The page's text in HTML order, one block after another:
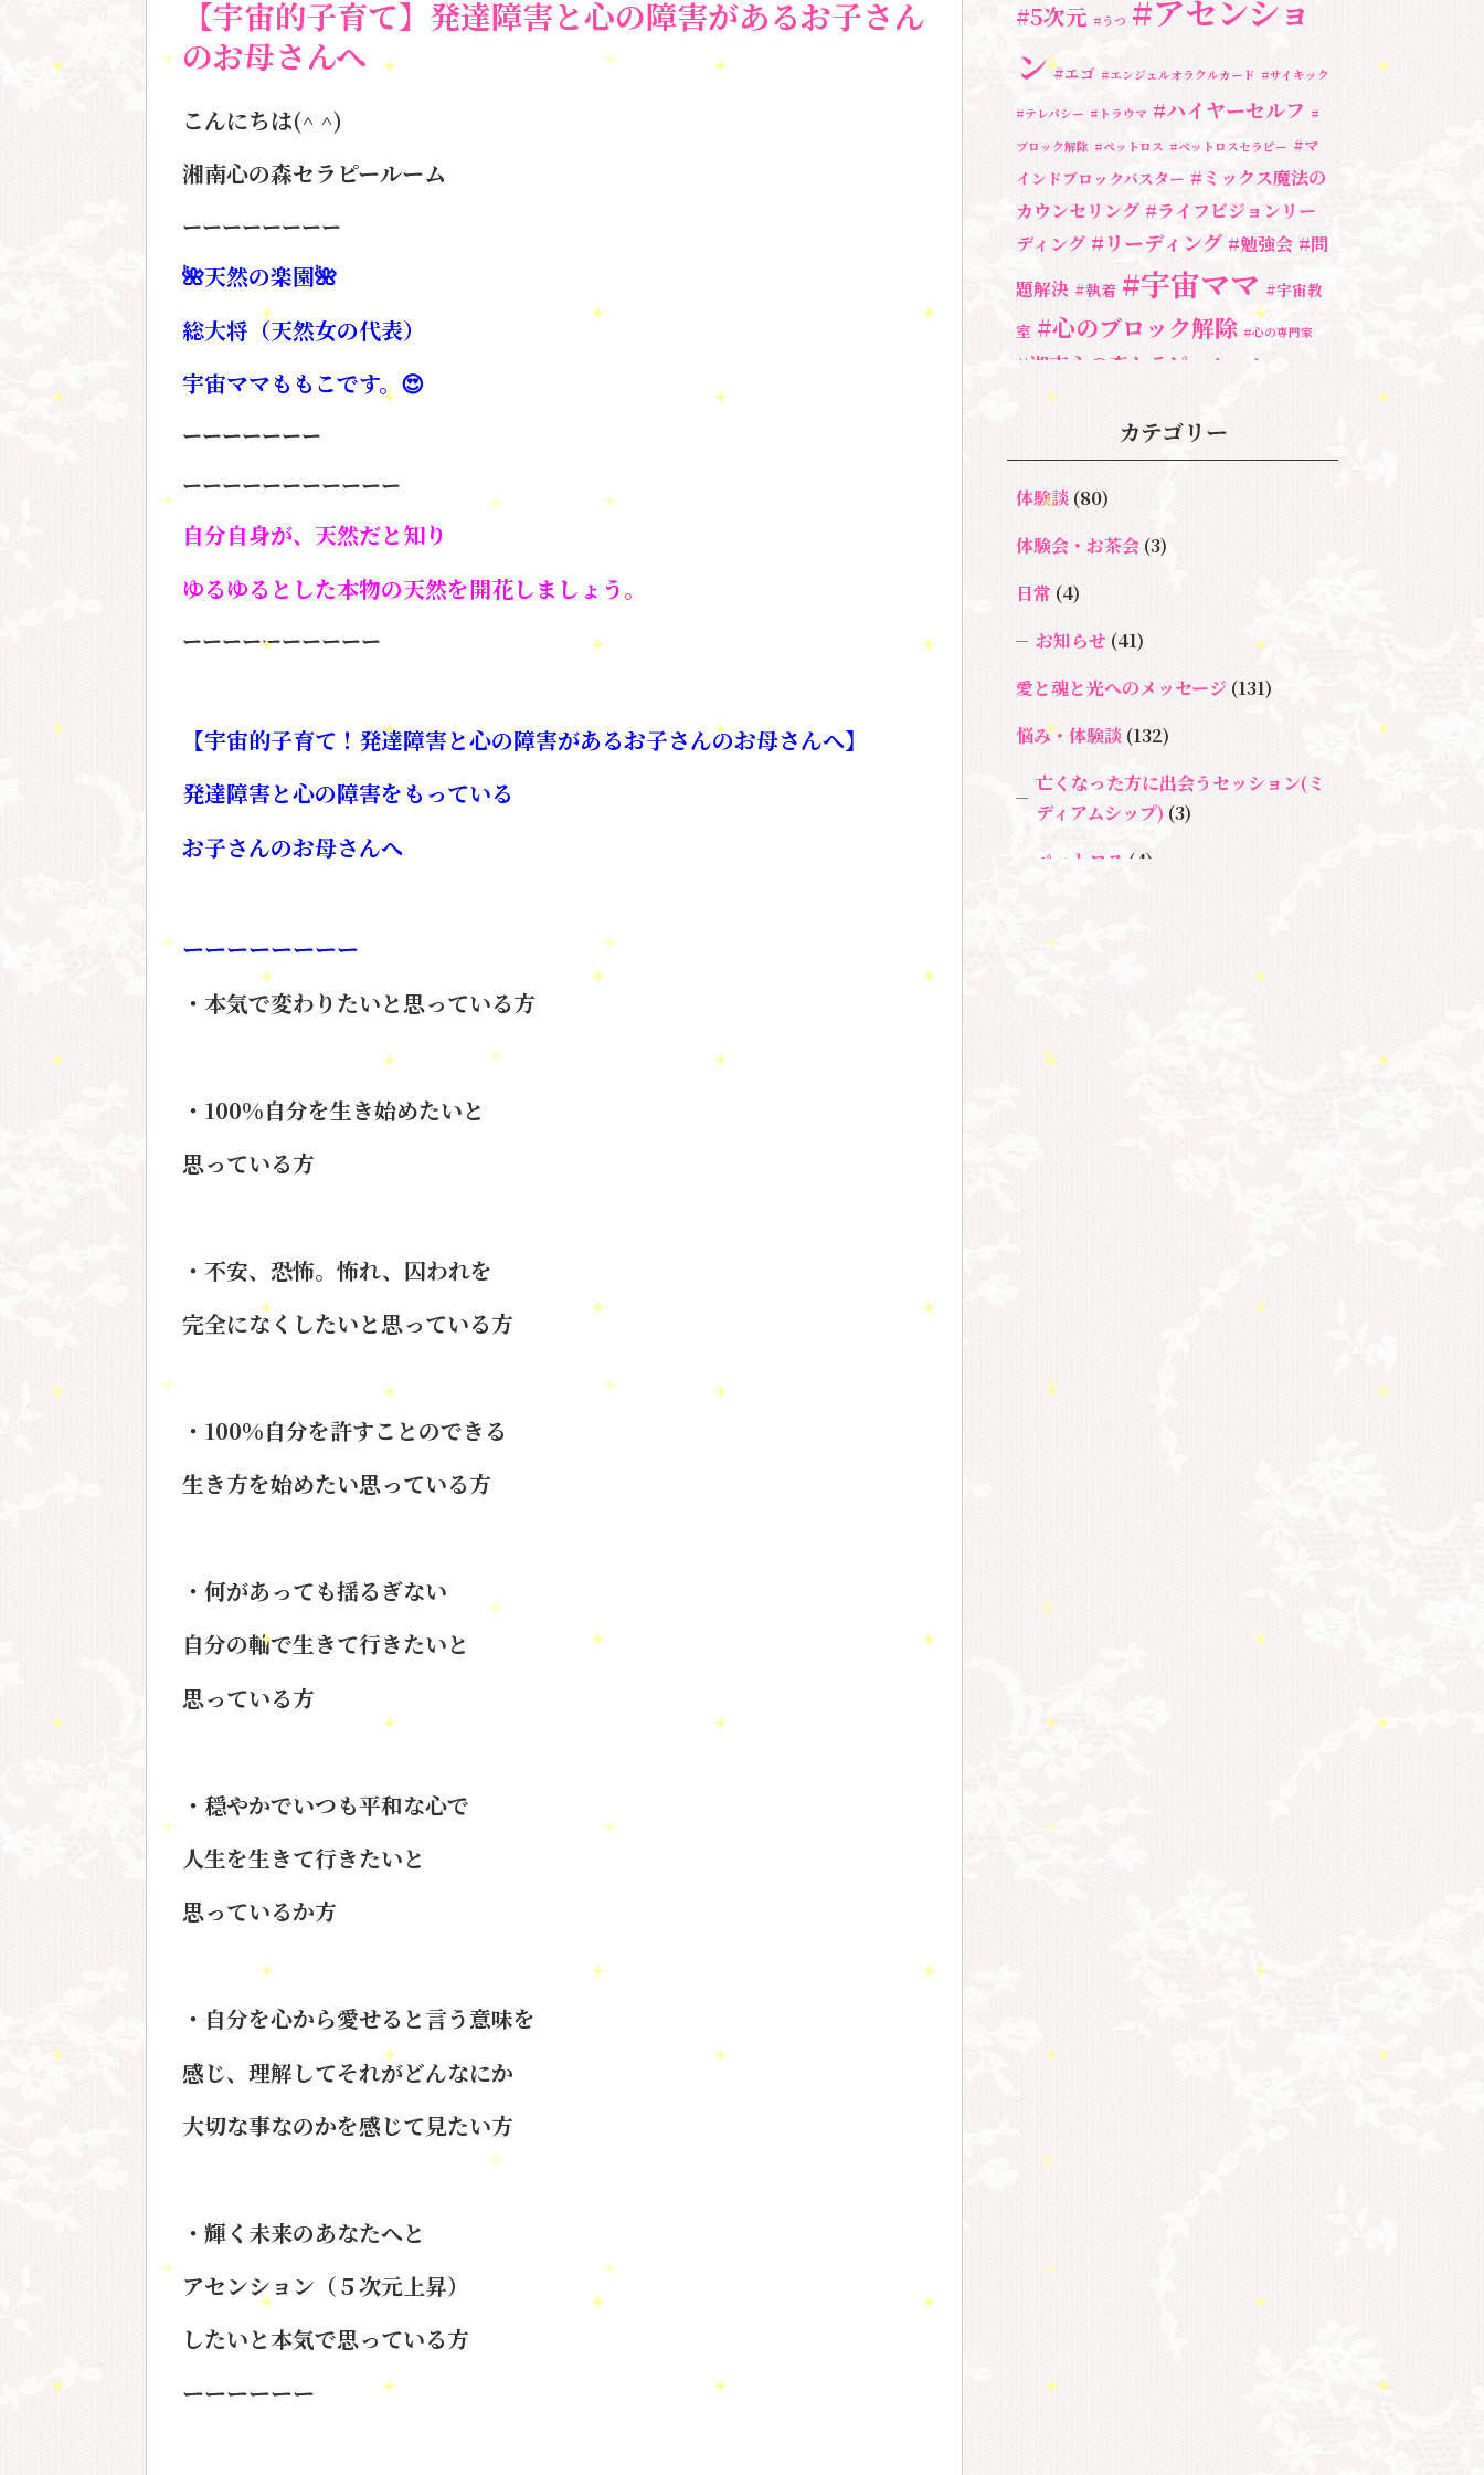
【宇宙的子育て】発達障害と心の障害があるお子さん
のお母さんへ
こんにちは(^ ^)
湘南心の森セラピールーム
ーーーーーーーー
🌺天然の楽園🌺
総大将（天然女の代表）
宇宙ママももこです。 😍
ーーーーーーー
ーーーーーーーーーーー
自分自身が、天然だと知り
ゆるゆるとした本物の天然を開花しましょう。
ーーーーーーーーーー
【宇宙的子育て！発達障害と心の障害があるお子さんのお母さんへ】
発達障害と心の障害をもっている
お子さんのお母さんへ
ーーーーーーーー
・本気で変わりたいと思っている方
・100%自分を生き始めたいと
思っている方
・不安、恐怖。怖れ、囚われを
完全になくしたいと思っている方
・100%自分を許すことのできる
生き方を始めたい思っている方
・何があっても揺るぎない
自分の軸で生きて行きたいと
思っている方
・穏やかでいつも平和な心で
人生を生きて行きたいと
思っているか方
・自分を心から愛せると言う意味を
感じ、理解してそれがどんなにか
大切な事なのかを感じて見たい方
・輝く未来のあなたへと
アセンション（５次元上昇）
したいと本気で思っている方
ーーーーーー
#5次元 #うつ #アセンショ
ン #エゴ #エンジェルオラクルカード #サイキック
#テレパシー #トラウマ #ハイヤーセルフ #
ブロック解除 #ペットロス #ペットロスセラピー #マ
インドブロックバスター #ミックス魔法の
カウンセリング #ライフビジョンリー
ディング #リーディング #勉強会 #問
題解決 #執着 #宇宙ママ #宇宙教
室 #心のブロック解除 #心の専門家
#湘南心の森セラピールーム
#自分と
向き合う
#３次元 人間関係 奇跡
ころ 新着情報 魂
＃アセンシ
ョン ＃イヤーリーディング
ラクルカード ＃ハイヤーセルフ
＃マインドブロックバ
スター養成講座
＃心のブロック
める
カテゴリー
体験談 (80)
体験会・お茶会 (3)
日常 (4)
お知らせ(41)
愛と魂と光へのメッセージ (131)
悩み・体験談 (132)
亡くなった方に出会うセッション(ミ
ディアムシップ) (3)
ペットロス (4)
養成講座
セミナー情報